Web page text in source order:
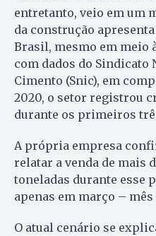
entretanto, veio em um
da construção
Brasil, mesmo em meio
com dados do Sindicato
Cimento (Snic), em
2020, o setor registrou
durante os primeiros
A própria empresa
relatar a venda de mais
toneladas durante esse
apenas em março – mês
O atual cenário se